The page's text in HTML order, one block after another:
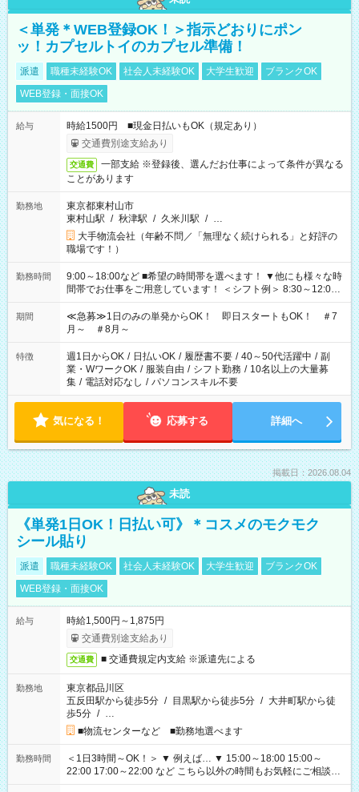
＜単発＊WEB登録OK！＞指示どおりにポン
ッ！カプセルトイのカプセル準備！
派遣 職種未経験OK 社会人未経験OK 大学生歓迎
ブランクOK
WEB登録・面接OK
給与
時給1500円 ■現金日払いもOK（規定あり）
交通費別途支給あり
交通費
一部支給 ※登録後、選んだお仕事によって条件が異なる
ことがあります
勤務地
東京都東村山市
東村山駅 / 秋津駅 / 久米川駅 / …
大手物流会社（年齢不問／「無理なく続けられる」と好評の
職場です！）
勤務時間
9:00～18:00など ■希望の時間帯を選べます！ ▼他にも様々な時
間帯でお仕事をご用意しています！ ＜シフト例＞ 8:30～12:00
17:00～22:00 13:00～22:00 22:00～翌6:00 など
期間
≪急募≫1日のみの単発からOK！ 即日スタートもOK！ ＃7
月～ ＃8月～
特徴 週1日からOK / 日払いOK / 履歴書不要 / 40～50代活躍中 / 副
業・WワークOK / 服装自由 / シフト勤務 / 10名以上の大量募
集 / 電話対応なし / パソコンスキル不要
気になる！ 応募する 詳細へ
掲載日：2026.08.04
未読
《単発1日OK！日払い可》＊コスメのモクモク
シール貼り
派遣 職種未経験OK 社会人未経験OK 大学生歓迎
ブランクOK
WEB登録・面接OK
給与
時給1,500円～1,875円
交通費別途支給あり
交通費 ■ 交通費規定内支給 ※派遣先による
勤務地
東京都品川区
五反田駅から徒歩5分 / 目黒駅から徒歩5分 / 大井町駅から徒
歩5分 / …
■物流センターなど ■勤務地選べます
勤務時間
＜1日3時間～OK！＞ ▼ 例えば… ▼ 15:00～18:00 15:00～
22:00 17:00～22:00 など こちら以外の時間もお気軽にご相談く
ださい！